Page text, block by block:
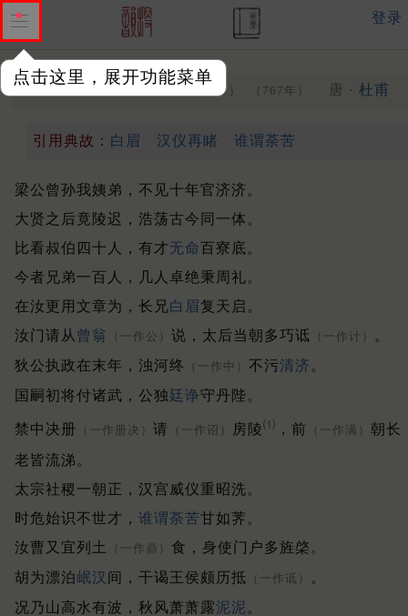
点击这里，展开功能菜单
登录
狄明府 （博济，一作寄狄明府。） （767年） 唐 · 杜甫
引用典故： 白眉 汉仪再睹 谁谓荼苦
梁公曾孙我姨弟，不见十年官济济。
大贤之后竟陵迟，浩荡古今同一体。
比看叔伯四十人，有才无命百寮底。
今者兄弟一百人，几人卓绝秉周礼。
在汝更用文章为，长兄白眉复天启。
汝门请从 曾翁 （一作公） 说，太后当朝多巧诋 （一作计）
。
狄公执政在末年，浊河终
（一作中） 不污清济 。
国嗣初将付诸武，公独廷诤守丹陛。
禁中决册 （一作册决） 请 （一作诏） 房陵⑴ ，前 （一作满） 朝长
老皆流涕。
太宗社稷一朝正，汉宫威仪重昭洗。
时危始识不世才， 谁谓荼苦甘如荠。
汝曹又宜列土
（一作鼎） 食，身使门户多旌棨。
胡为漂泊岷汉 间，干谒王侯颇历抵 （一作诋）
。
况乃山高水有波，秋风萧萧露泥泥。